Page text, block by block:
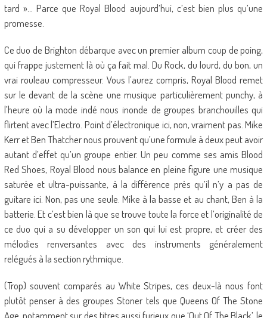
tard »… Parce que Royal Blood aujourd’hui, c’est bien plus qu’une
promesse.
Ce duo de Brighton débarque avec un premier album coup de poing,
qui frappe justement là où ça fait mal. Du Rock, du lourd, du bon, un
vrai rouleau compresseur. Vous l’aurez compris, Royal Blood remet
sur le devant de la scène une musique particulièrement punchy, à
l’heure où la mode indé nous inonde de groupes branchouilles qui
flirtent avec l’Electro. Point d’électronique ici, non, vraiment pas. Mike
Kerr et Ben Thatcher nous prouvent qu’une formule à deux peut avoir
autant d’effet qu’un groupe entier. Un peu comme ses amis Blood
Red Shoes, Royal Blood nous balance en pleine figure une musique
saturée et ultra-puissante, à la différence près qu’il n’y a pas de
guitare ici. Non, pas une seule. Mike à la basse et au chant, Ben à la
batterie. Et c’est bien là que se trouve toute la force et l’originalité de
ce duo qui a su développer un son qui lui est propre, et créer des
mélodies renversantes avec des instruments généralement
relégués à la section rythmique.
(Trop) souvent comparés au White Stripes, ces deux-là nous font
plutôt penser à des groupes Stoner tels que Queens Of The Stone
Age, notamment sur des titres aussi furieux que ‘Out Of The Black’, le